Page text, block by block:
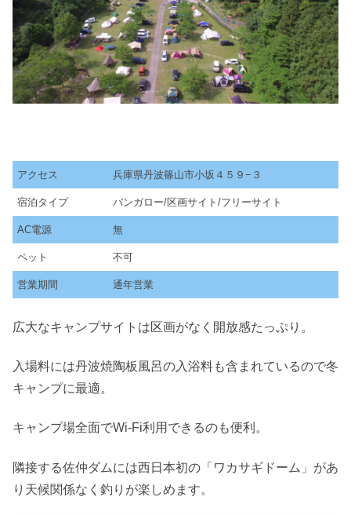
アクセス 兵庫県丹波篠山市小坂４５９−３
宿泊タイプ バンガロー/区画サイト/フリーサイト
AC電源 無
ペット 不可
営業期間 通年営業
広大なキャンプサイトは区画がなく開放感たっぷり。
入場料には丹波焼陶板風呂の入浴料も含まれているので冬
キャンプに最適。
キャンプ場全面でWi-Fi利用できるのも便利。
隣接する佐仲ダムには西日本初の「ワカサギドーム」があ
り天候関係なく釣りが楽しめます。